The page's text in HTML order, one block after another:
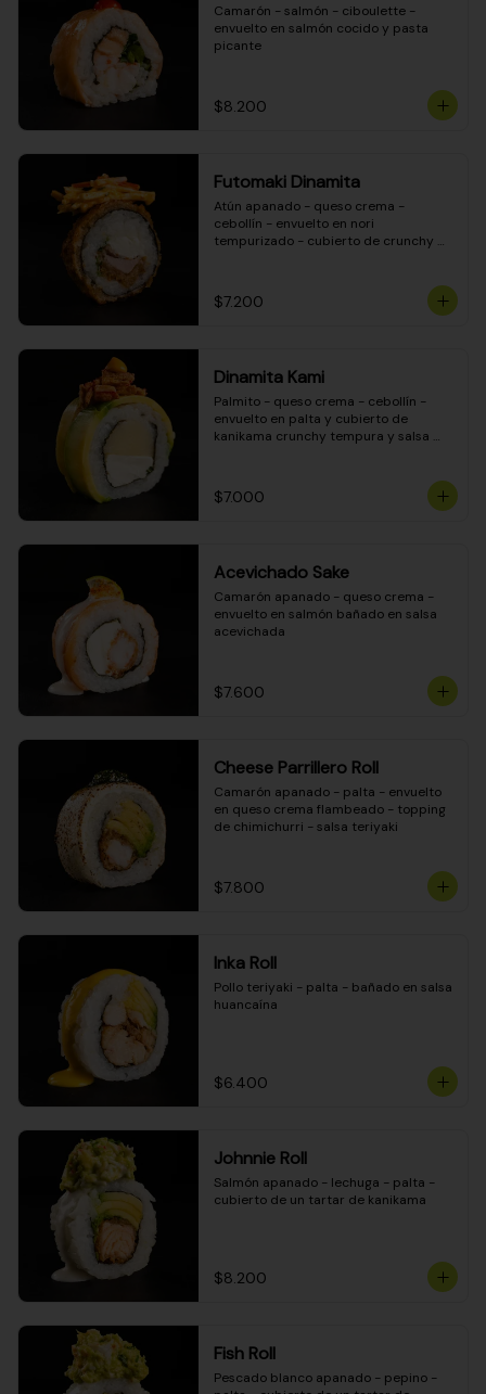
Camarón - salmón - ciboulette -
envuelto en salmón cocido y pasta
picante
$8.200
Futomaki Dinamita
Atún apanado - queso crema -
cebollín - envuelto en nori
tempurizado - cubierto de crunchy
$7.200
Dinamita Kami
Palmito - queso crema - cebollín -
envuelto en palta y cubierto de
kanikama crunchy tempura y salsa
$7.000
Acevichado Sake
Camarón apanado - queso crema -
envuelto en salmón bañado en salsa
acevichada
$7.600
Cheese Parrillero Roll
Camarón apanado - palta - envuelto
en queso crema flambeado - topping
de chimichurri - salsa teriyaki
$7.800
Inka Roll
Pollo teriyaki - palta - bañado en salsa
huancaína
$6.400
Johnnie Roll
Salmón apanado - lechuga - palta -
cubierto de un tartar de kanikama
$8.200
Fish Roll
Pescado blanco apanado - pepino -